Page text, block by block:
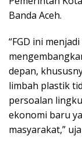
Banda Aceh.
“FGD ini
depan,
limbah plastik
persoalan
ekonomi baru
masyarakat,”